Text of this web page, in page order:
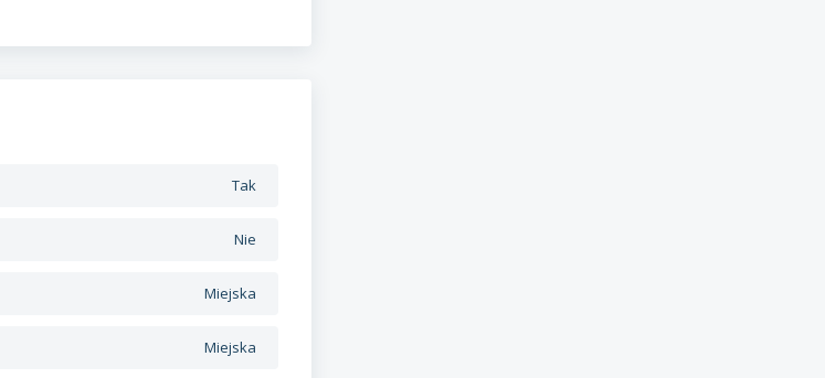
Tak
Nie
Miejska
Miejska